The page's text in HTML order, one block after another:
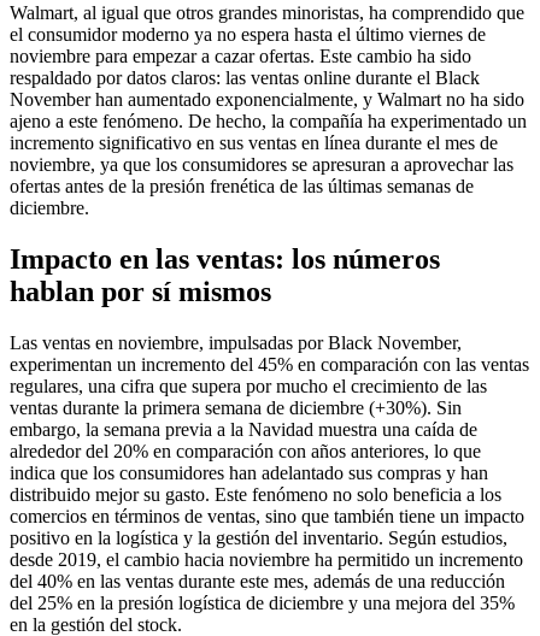
Walmart, al igual que otros grandes minoristas, ha comprendido que
el consumidor moderno ya no espera hasta el último viernes de
noviembre para empezar a cazar ofertas. Este cambio ha sido
respaldado por datos claros: las ventas online durante el Black
November han aumentado exponencialmente, y Walmart no ha sido
ajeno a este fenómeno. De hecho, la compañía ha experimentado un
incremento significativo en sus ventas en línea durante el mes de
noviembre, ya que los consumidores se apresuran a aprovechar las
ofertas antes de la presión frenética de las últimas semanas de
diciembre.
Impacto en las ventas: los números
hablan por sí mismos
Las ventas en noviembre, impulsadas por Black November,
experimentan un incremento del 45% en comparación con las ventas
regulares, una cifra que supera por mucho el crecimiento de las
ventas durante la primera semana de diciembre (+30%). Sin
embargo, la semana previa a la Navidad muestra una caída de
alrededor del 20% en comparación con años anteriores, lo que
indica que los consumidores han adelantado sus compras y han
distribuido mejor su gasto. Este fenómeno no solo beneficia a los
comercios en términos de ventas, sino que también tiene un impacto
positivo en la logística y la gestión del inventario. Según estudios,
desde 2019, el cambio hacia noviembre ha permitido un incremento
del 40% en las ventas durante este mes, además de una reducción
del 25% en la presión logística de diciembre y una mejora del 35%
en la gestión del stock.